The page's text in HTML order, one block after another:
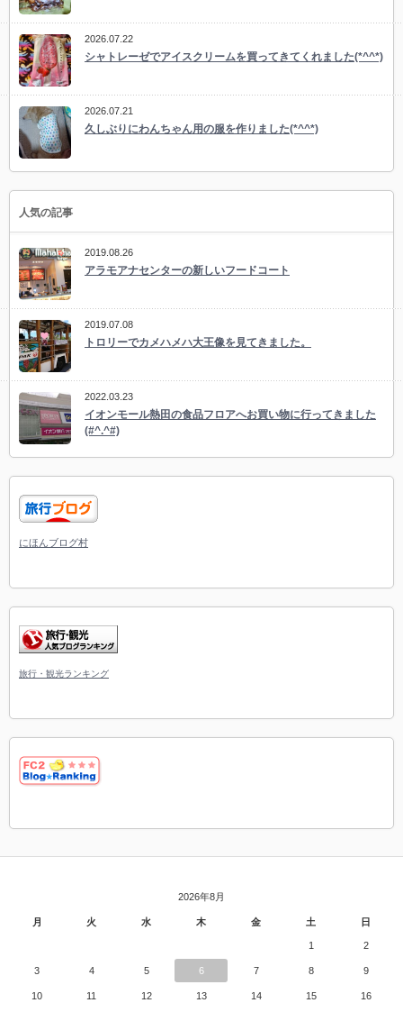
2026.07.22
シャトレーゼでアイスクリームを買ってきてくれました(*^^*)
2026.07.21
久しぶりにわんちゃん用の服を作りました(*^^*)
人気の記事
2019.08.26
アラモアナセンターの新しいフードコート
2019.07.08
トロリーでカメハメハ大王像を見てきました。
2022.03.23
イオンモール熱田の食品フロアへお買い物に行ってきました
(#^.^#)
にほんブログ村
旅行・観光ランキング
2026年8月
月 火 水 木 金 土 日
1 2
3 4 5 6 7 8 9
10 11 12 13 14 15 16